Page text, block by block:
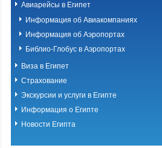
Авиарейсы в Египет
Информация об Авиакомпаниях
Информация об Аэропортах
Библио-Глобус в Аэропортах
Виза в Египет
Страхование
Экскурсии и услуги в Египте
Информация о Египте
Новости Египта